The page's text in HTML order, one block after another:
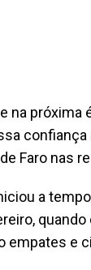
na
Faro nas
a
empates e